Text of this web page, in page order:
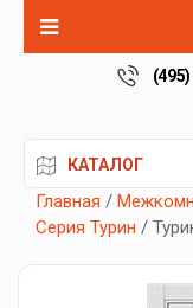
КАТАЛОГ
Главная /
Серия Турин /